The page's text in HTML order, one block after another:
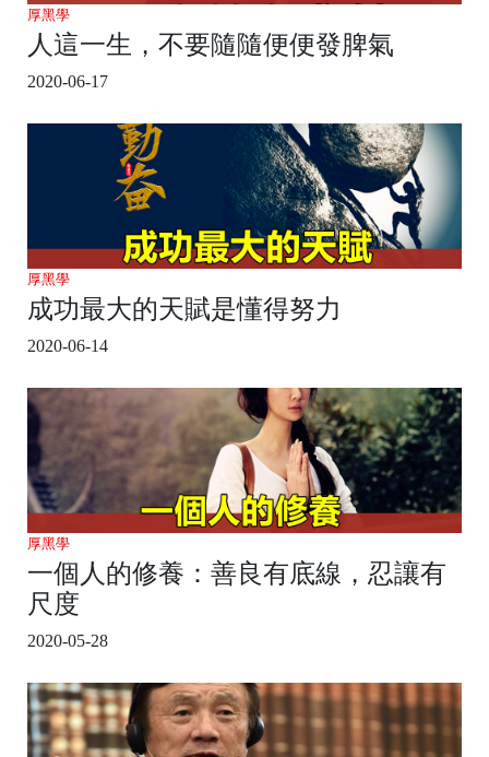
厚黑學
人這一生，不要隨隨便便發脾氣
2020-06-17
厚黑學
成功最大的天賦是懂得努力
2020-06-14
厚黑學
一個人的修養：善良有底線，忍讓有
尺度
2020-05-28